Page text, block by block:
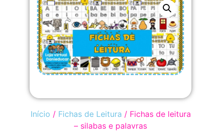
Início / Fichas de Leitura / Fichas de leitura
– silabas e palavras